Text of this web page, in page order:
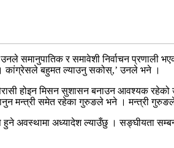
समानुपातिक र समावेशी निर्वाचन प्रणाली
कांग्रेसले बहुमत ल्याउनु सकोस्,’ उनले भने ।
होइन मिसन सुशासन बनाउन आवश्यक
मन्त्री समेत रहेका गुरुङले भने । मन्त्री
अवस्थामा अध्यादेश ल्याउँछु । सङ्घीयता